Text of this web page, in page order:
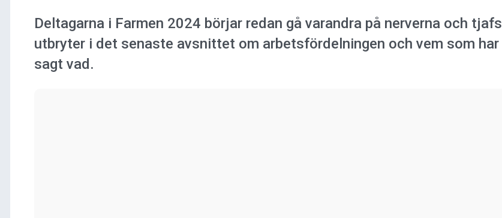
Deltagarna i Farmen 2024 börjar redan gå varandra på nerverna och tjafs
utbryter i det senaste avsnittet om arbetsfördelningen och vem som har
sagt vad.